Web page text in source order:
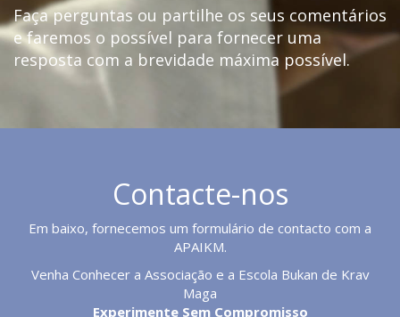
Faça perguntas ou partilhe os seus comentários
e faremos o possível para fornecer uma
resposta com a brevidade máxima possível.
Contacte-nos
Em baixo, fornecemos um formulário de contacto com a
APAIKM.
Venha Conhecer a Associação e a Escola Bukan de Krav
Maga
Experimente Sem Compromisso